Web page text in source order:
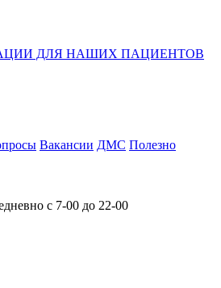
ДЛЯ НАШИХ ПАЦИЕНТОВ
Вакансии ДМС Полезно
с 7-00 до 22-00